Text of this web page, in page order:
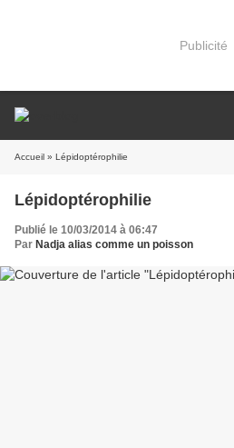
Publicité
Accueil » Lépidoptérophilie
Lépidoptérophilie
Publié le 10/03/2014 à 06:47
Par Nadja alias comme un poisson